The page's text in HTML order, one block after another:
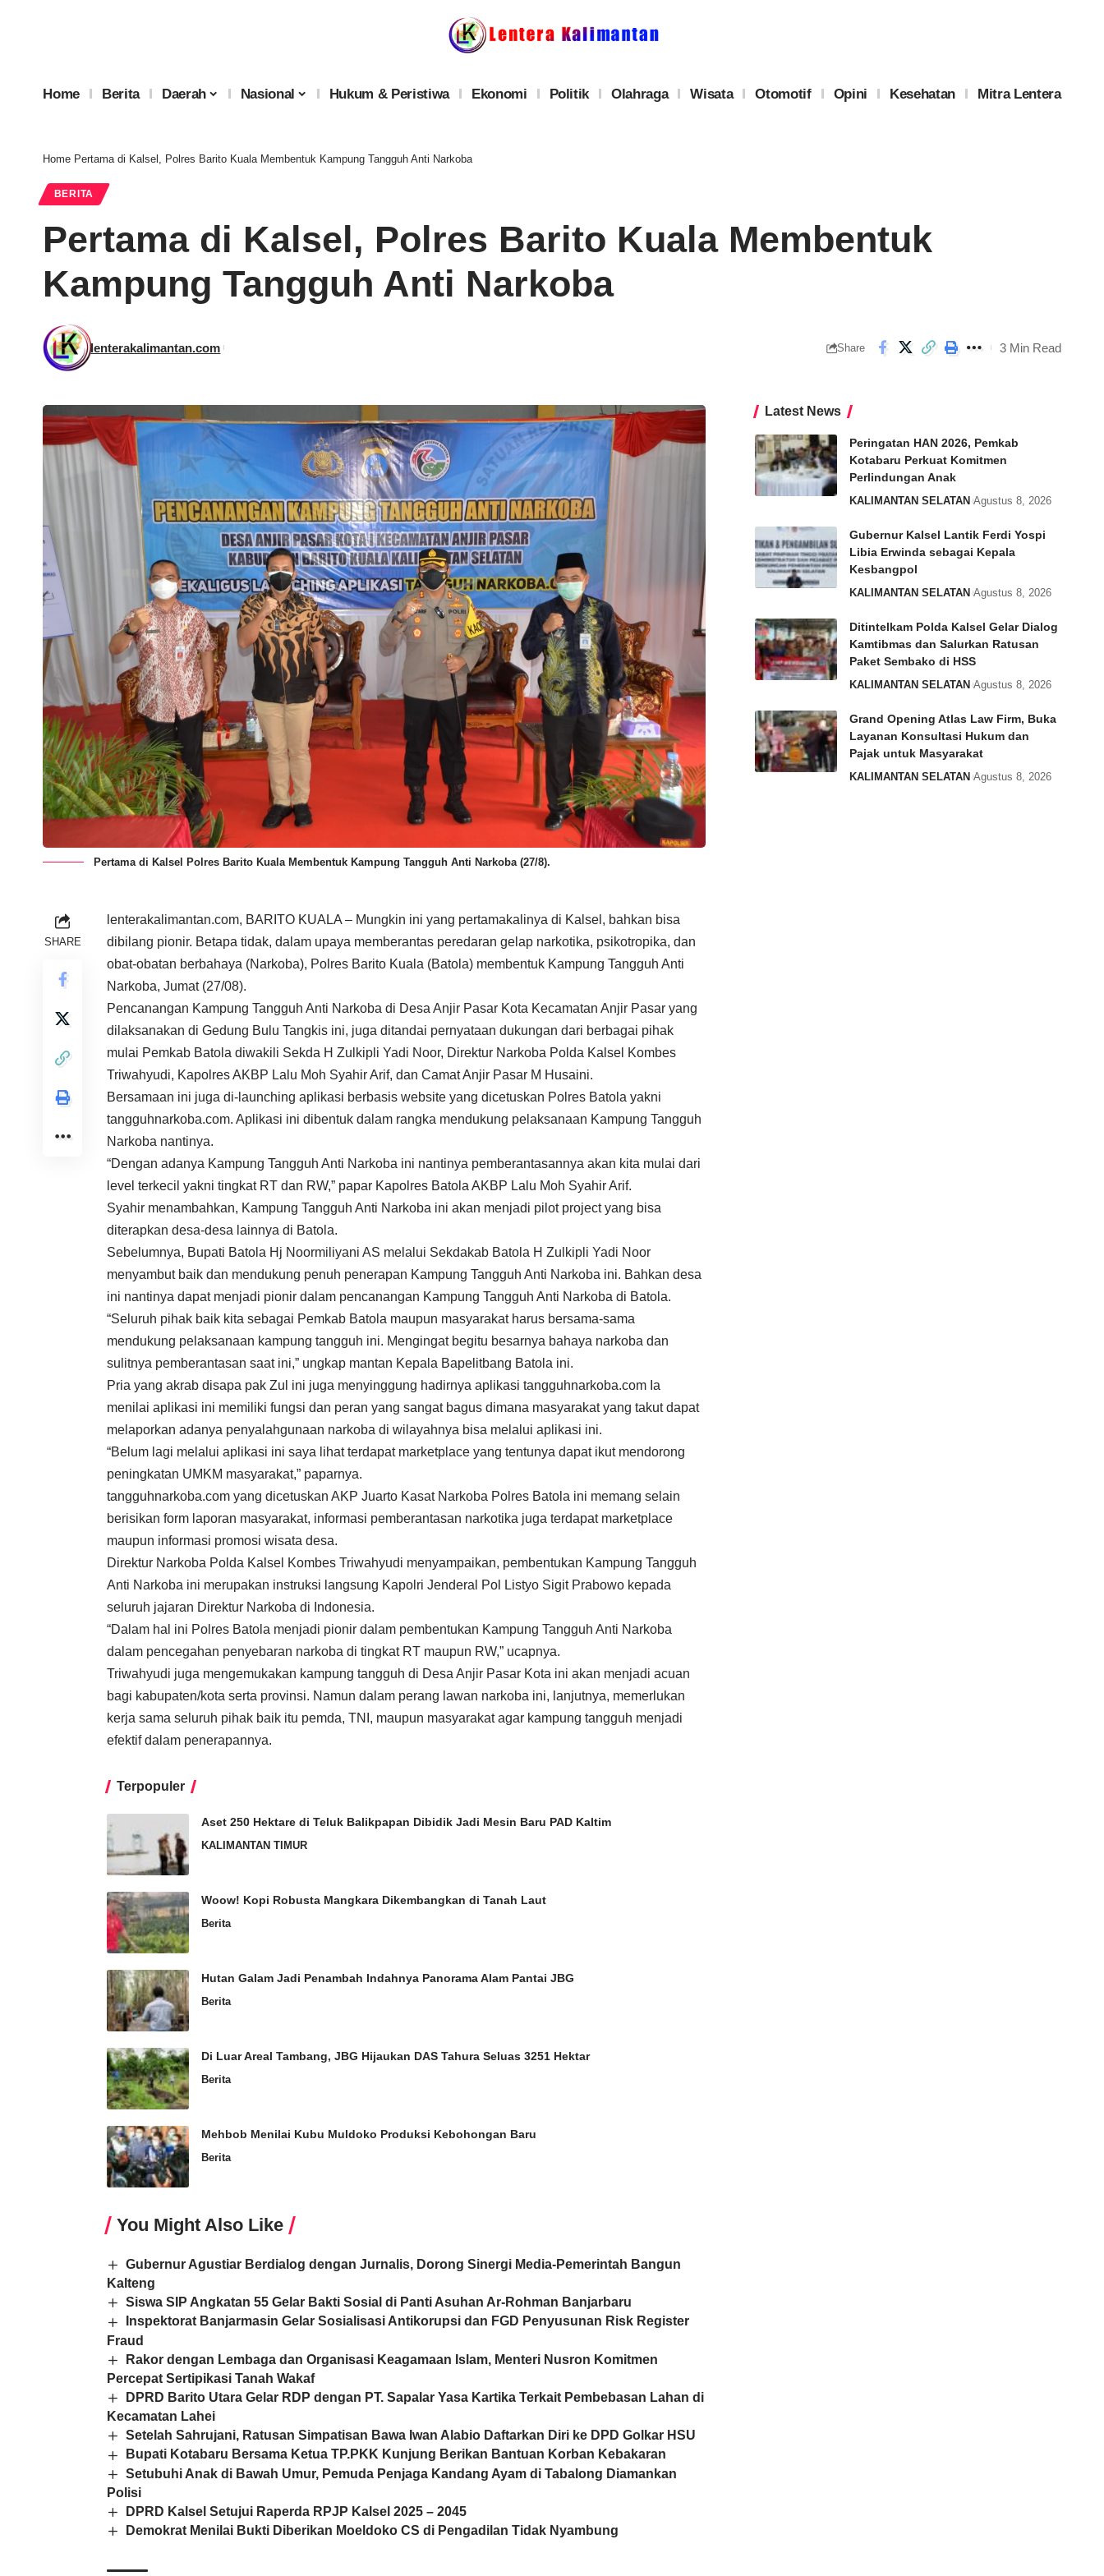
Home Berita Daerah Nasional Hukum & Peristiwa Ekonomi Politik Olahraga Wisata Otomotif Opini Kesehatan Mitra Lentera
Home Pertama di Kalsel, Polres Barito Kuala Membentuk Kampung Tangguh Anti Narkoba
BERITA
Pertama di Kalsel, Polres Barito Kuala Membentuk
Kampung Tangguh Anti Narkoba
lenterakalimantan.com Share 3 Min Read
Pertama di Kalsel Polres Barito Kuala Membentuk Kampung Tangguh Anti Narkoba (27/8).
SHARE
lenterakalimantan.com, BARITO KUALA – Mungkin ini yang pertamakalinya di Kalsel, bahkan bisa
dibilang pionir. Betapa tidak, dalam upaya memberantas peredaran gelap narkotika, psikotropika, dan
obat-obatan berbahaya (Narkoba), Polres Barito Kuala (Batola) membentuk Kampung Tangguh Anti
Narkoba, Jumat (27/08).
Pencanangan Kampung Tangguh Anti Narkoba di Desa Anjir Pasar Kota Kecamatan Anjir Pasar yang
dilaksanakan di Gedung Bulu Tangkis ini, juga ditandai pernyataan dukungan dari berbagai pihak
mulai Pemkab Batola diwakili Sekda H Zulkipli Yadi Noor, Direktur Narkoba Polda Kalsel Kombes
Triwahyudi, Kapolres AKBP Lalu Moh Syahir Arif, dan Camat Anjir Pasar M Husaini.
Bersamaan ini juga di-launching aplikasi berbasis website yang dicetuskan Polres Batola yakni
tangguhnarkoba.com. Aplikasi ini dibentuk dalam rangka mendukung pelaksanaan Kampung Tangguh
Narkoba nantinya.
“Dengan adanya Kampung Tangguh Anti Narkoba ini nantinya pemberantasannya akan kita mulai dari
level terkecil yakni tingkat RT dan RW,” papar Kapolres Batola AKBP Lalu Moh Syahir Arif.
Syahir menambahkan, Kampung Tangguh Anti Narkoba ini akan menjadi pilot project yang bisa
diterapkan desa-desa lainnya di Batola.
Sebelumnya, Bupati Batola Hj Noormiliyani AS melalui Sekdakab Batola H Zulkipli Yadi Noor
menyambut baik dan mendukung penuh penerapan Kampung Tangguh Anti Narkoba ini. Bahkan desa
ini nantinya dapat menjadi pionir dalam pencanangan Kampung Tangguh Anti Narkoba di Batola.
“Seluruh pihak baik kita sebagai Pemkab Batola maupun masyarakat harus bersama-sama
mendukung pelaksanaan kampung tangguh ini. Mengingat begitu besarnya bahaya narkoba dan
sulitnya pemberantasan saat ini,” ungkap mantan Kepala Bapelitbang Batola ini.
Pria yang akrab disapa pak Zul ini juga menyinggung hadirnya aplikasi tangguhnarkoba.com Ia
menilai aplikasi ini memiliki fungsi dan peran yang sangat bagus dimana masyarakat yang takut dapat
melaporkan adanya penyalahgunaan narkoba di wilayahnya bisa melalui aplikasi ini.
“Belum lagi melalui aplikasi ini saya lihat terdapat marketplace yang tentunya dapat ikut mendorong
peningkatan UMKM masyarakat,” paparnya.
tangguhnarkoba.com yang dicetuskan AKP Juarto Kasat Narkoba Polres Batola ini memang selain
berisikan form laporan masyarakat, informasi pemberantasan narkotika juga terdapat marketplace
maupun informasi promosi wisata desa.
Direktur Narkoba Polda Kalsel Kombes Triwahyudi menyampaikan, pembentukan Kampung Tangguh
Anti Narkoba ini merupakan instruksi langsung Kapolri Jenderal Pol Listyo Sigit Prabowo kepada
seluruh jajaran Direktur Narkoba di Indonesia.
“Dalam hal ini Polres Batola menjadi pionir dalam pembentukan Kampung Tangguh Anti Narkoba
dalam pencegahan penyebaran narkoba di tingkat RT maupun RW,” ucapnya.
Triwahyudi juga mengemukakan kampung tangguh di Desa Anjir Pasar Kota ini akan menjadi acuan
bagi kabupaten/kota serta provinsi. Namun dalam perang lawan narkoba ini, lanjutnya, memerlukan
kerja sama seluruh pihak baik itu pemda, TNI, maupun masyarakat agar kampung tangguh menjadi
efektif dalam penerapannya.
Terpopuler
Aset 250 Hektare di Teluk Balikpapan Dibidik Jadi Mesin Baru PAD Kaltim
KALIMANTAN TIMUR
Woow! Kopi Robusta Mangkara Dikembangkan di Tanah Laut
Berita
Hutan Galam Jadi Penambah Indahnya Panorama Alam Pantai JBG
Berita
Di Luar Areal Tambang, JBG Hijaukan DAS Tahura Seluas 3251 Hektar
Berita
Mehbob Menilai Kubu Muldoko Produksi Kebohongan Baru
Berita
You Might Also Like
Gubernur Agustiar Berdialog dengan Jurnalis, Dorong Sinergi Media-Pemerintah Bangun
Kalteng
Siswa SIP Angkatan 55 Gelar Bakti Sosial di Panti Asuhan Ar-Rohman Banjarbaru
Inspektorat Banjarmasin Gelar Sosialisasi Antikorupsi dan FGD Penyusunan Risk Register
Fraud
Rakor dengan Lembaga dan Organisasi Keagamaan Islam, Menteri Nusron Komitmen
Percepat Sertipikasi Tanah Wakaf
DPRD Barito Utara Gelar RDP dengan PT. Sapalar Yasa Kartika Terkait Pembebasan Lahan di
Kecamatan Lahei
Setelah Sahrujani, Ratusan Simpatisan Bawa Iwan Alabio Daftarkan Diri ke DPD Golkar HSU
Bupati Kotabaru Bersama Ketua TP.PKK Kunjung Berikan Bantuan Korban Kebakaran
Setubuhi Anak di Bawah Umur, Pemuda Penjaga Kandang Ayam di Tabalong Diamankan
Polisi
DPRD Kalsel Setujui Raperda RPJP Kalsel 2025 – 2045
Demokrat Menilai Bukti Diberikan Moeldoko CS di Pengadilan Tidak Nyambung
Latest News
Peringatan HAN 2026, Pemkab
Kotabaru Perkuat Komitmen
Perlindungan Anak
KALIMANTAN SELATAN Agustus 8, 2026
Gubernur Kalsel Lantik Ferdi Yospi
Libia Erwinda sebagai Kepala
Kesbangpol
KALIMANTAN SELATAN Agustus 8, 2026
Ditintelkam Polda Kalsel Gelar Dialog
Kamtibmas dan Salurkan Ratusan
Paket Sembako di HSS
KALIMANTAN SELATAN Agustus 8, 2026
Grand Opening Atlas Law Firm, Buka
Layanan Konsultasi Hukum dan
Pajak untuk Masyarakat
KALIMANTAN SELATAN Agustus 8, 2026